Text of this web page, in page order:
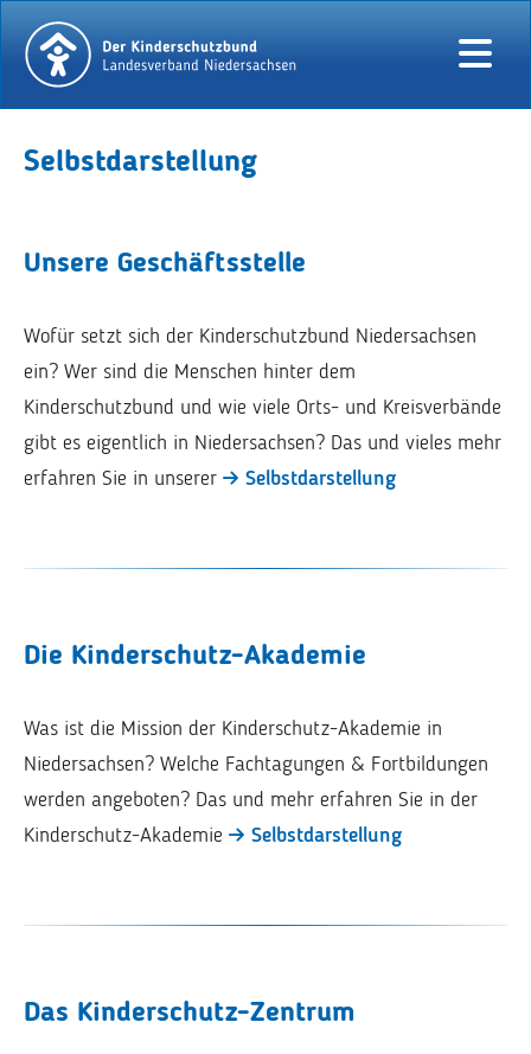
Selbstdarstellung
Unsere Geschäftsstelle
Wofür setzt sich der Kinderschutzbund Niedersachsen
ein? Wer sind die Menschen hinter dem
Kinderschutzbund und wie viele Orts- und Kreisverbände
gibt es eigentlich in Niedersachsen? Das und vieles mehr
erfahren Sie in unserer
Selbstdarstellung
Die Kinderschutz-Akademie
Was ist die Mission der Kinderschutz-Akademie in
Niedersachsen? Welche Fachtagungen & Fortbildungen
werden angeboten? Das und mehr erfahren Sie in der
Kinderschutz-Akademie
Selbstdarstellung
Das Kinderschutz-Zentrum